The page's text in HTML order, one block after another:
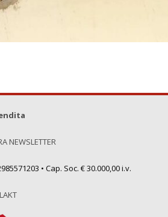
NEWSLETTER
• Cap. Soc. € 30.000,00 i.v.